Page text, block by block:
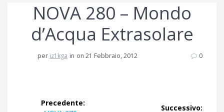
NOVA 280 – Mondo
d’Acqua Extrasolare
per iz1kga in on 21 Febbraio, 2012 0
Navigazione
Precedente:
Successivo: